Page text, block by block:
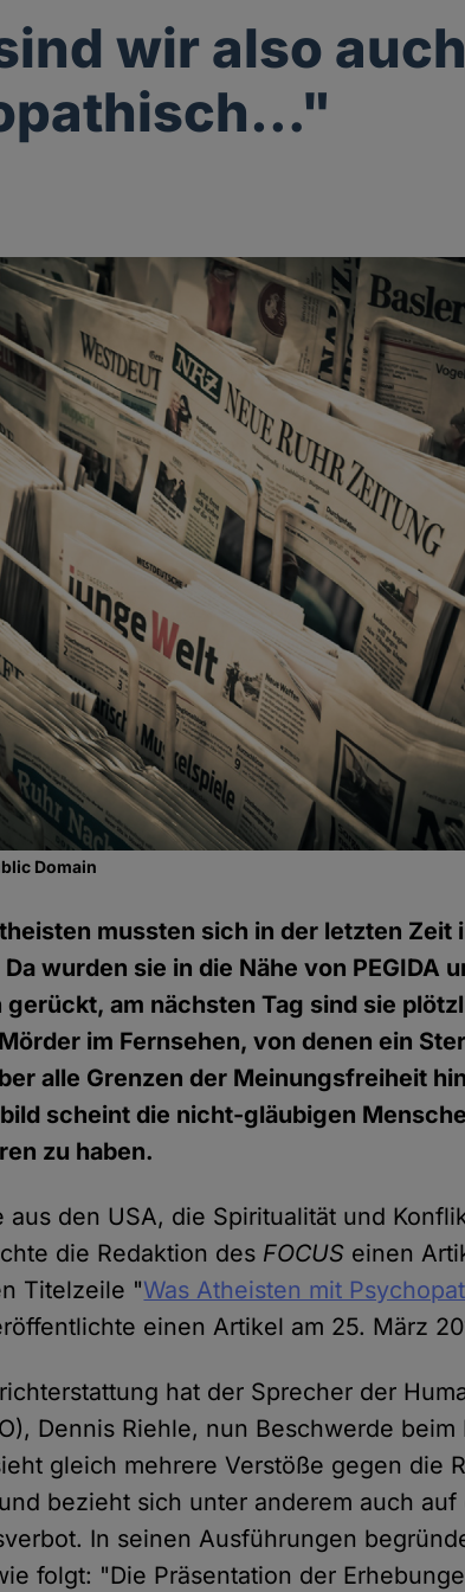
wir also
Domain
mussten sich in der letzten Zeit
wurden sie in die Nähe von PEGIDA
gerückt, am nächsten Tag sind sie
im Fernsehen, von denen ein
alle Grenzen der Meinungsfreiheit
scheint die nicht-gläubigen
zu haben.
aus den USA, die Spiritualität und
die Redaktion des FOCUS einen
Titelzeile "Was Atheisten mit
einen Artikel am 25. März
hat der Sprecher der
Dennis Riehle, nun Beschwerde
gleich mehrere Verstöße gegen die
bezieht sich unter anderem auch auf
In seinen Ausführungen
folgt: "Die Präsentation der